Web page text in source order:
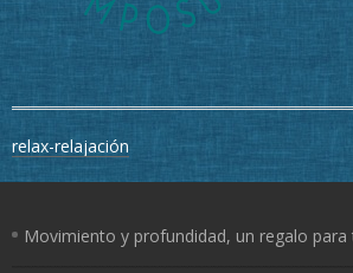
Navegación
de
relax-relajación
Movimiento y profundidad, un regalo